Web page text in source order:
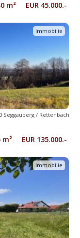
m² EUR 45.000.-
Immobilie
Seggauberg / Rettenbach
m² EUR 135.000.-
Immobilie